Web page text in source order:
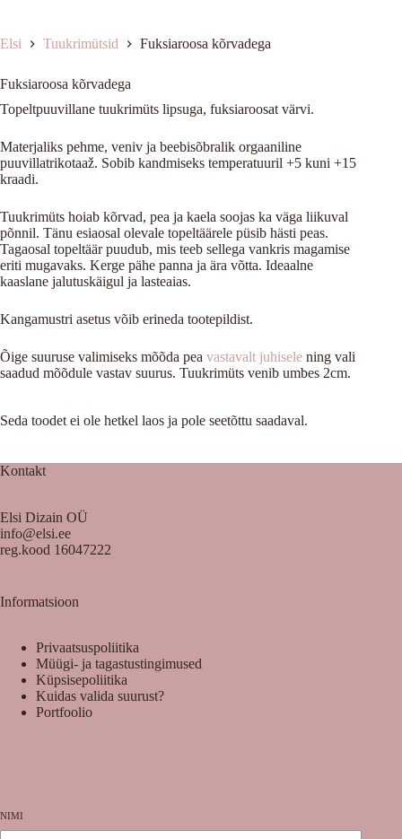
Elsi Tuukrimütsid Fuksiaroosa kõrvadega
Fuksiaroosa kõrvadega
Topeltpuuvillane tuukrimüts lipsuga, fuksiaroosat värvi.
Materjaliks pehme, veniv ja beebisõbralik orgaaniline
puuvillatrikotaaž. Sobib kandmiseks temperatuuril +5 kuni +15
kraadi.
Tuukrimüts hoiab kõrvad, pea ja kaela soojas ka väga liikuval
põnnil. Tänu esiaosal olevale topeltäärele püsib hästi peas.
Tagaosal topeltäär puudub, mis teeb sellega vankris magamise
eriti mugavaks. Kerge pähe panna ja ära võtta. Ideaalne
kaaslane jalutuskäigul ja lasteaias.
Kangamustri asetus võib erineda tootepildist.
Õige suuruse valimiseks mõõda pea vastavalt juhisele ning vali
saadud mõõdule vastav suurus. Tuukrimüts venib umbes 2cm.
Seda toodet ei ole hetkel laos ja pole seetõttu saadaval.
Kontakt
Elsi Dizain OÜ
info@elsi.ee
reg.kood 16047222
Informatsioon
Privaatsuspoliitika
Müügi- ja tagastustingimused
Küpsisepoliitika
Kuidas valida suurust?
Portfoolio
NIMI